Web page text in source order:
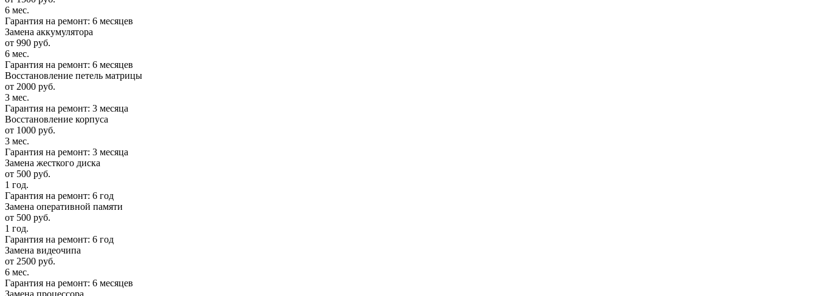
6 мес.
Гарантия на ремонт: 6 месяцев
Замена аккумулятора
от 990 руб.
6 мес.
Гарантия на ремонт: 6 месяцев
Восстановление петель матрицы
от 2000 руб.
3 мес.
Гарантия на ремонт: 3 месяца
Восстановление корпуса
от 1000 руб.
3 мес.
Гарантия на ремонт: 3 месяца
Замена жесткого диска
от 500 руб.
1 год.
Гарантия на ремонт: 6 год
Замена оперативной памяти
от 500 руб.
1 год.
Гарантия на ремонт: 6 год
Замена видеочипа
от 2500 руб.
6 мес.
Гарантия на ремонт: 6 месяцев
Замена процессора